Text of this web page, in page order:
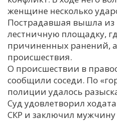
Е
И
К
женщине несколько
Пострадавшая вышла из
лестничную площадку,
причиненных ранений, а
происшествия.
О происшествии в
сообщили соседи. По
полиции удалось
Суд удовлетворил
СКР и заключил мужчину